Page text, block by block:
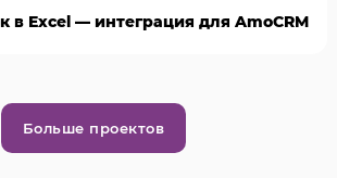
в Excel — интеграция для AmoCRM
Больше проектов